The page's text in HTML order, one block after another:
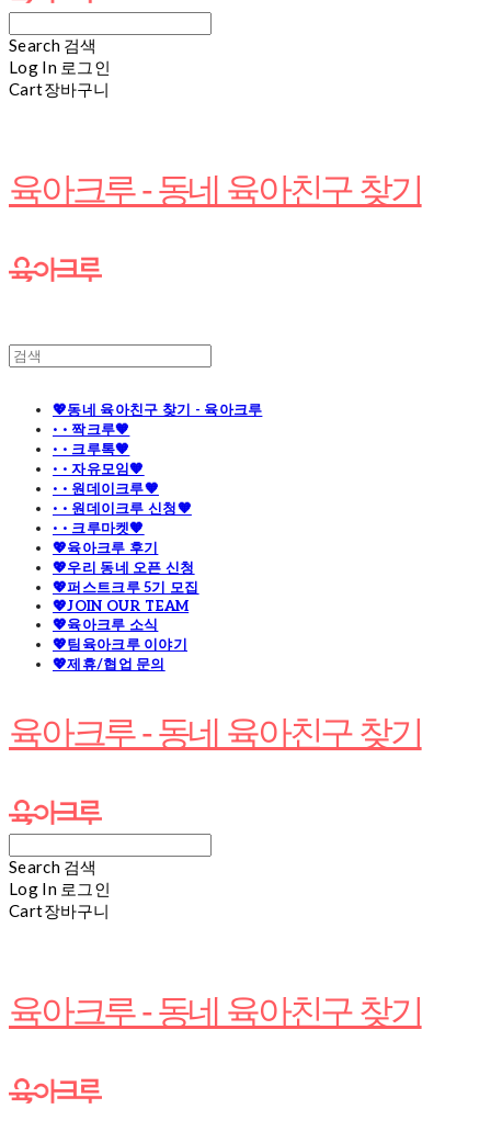
Search 검색
Log In 로그인
Cart장바구니
육아크루 - 동네 육아친구 찾기
💖동네 육아친구 찾기 - 육아크루
· · 짝크루🧡
· · 크루톡🧡
· · 자유모임🧡
· · 원데이크루🧡
· · 원데이크루 신청🧡
· · 크루마켓🧡
💖육아크루 후기
💖우리 동네 오픈 신청
💖퍼스트크루 5기 모집
💖JOIN OUR TEAM
💖육아크루 소식
💖팀육아크루 이야기
💖제휴/협업 문의
육아크루 - 동네 육아친구 찾기
Search 검색
Log In 로그인
Cart장바구니
육아크루 - 동네 육아친구 찾기